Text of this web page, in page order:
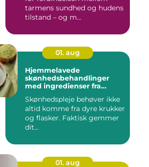
tarmens sundhed og hudens
tilstand – og m...
01. aug
Hjemmelavede
skønhedsbehandlinger
med ingredienser fra
Skønhedspleje behøver ikke
altid komme fra dyre krukker
og flasker. Faktisk gemmer
dit...
01. aug